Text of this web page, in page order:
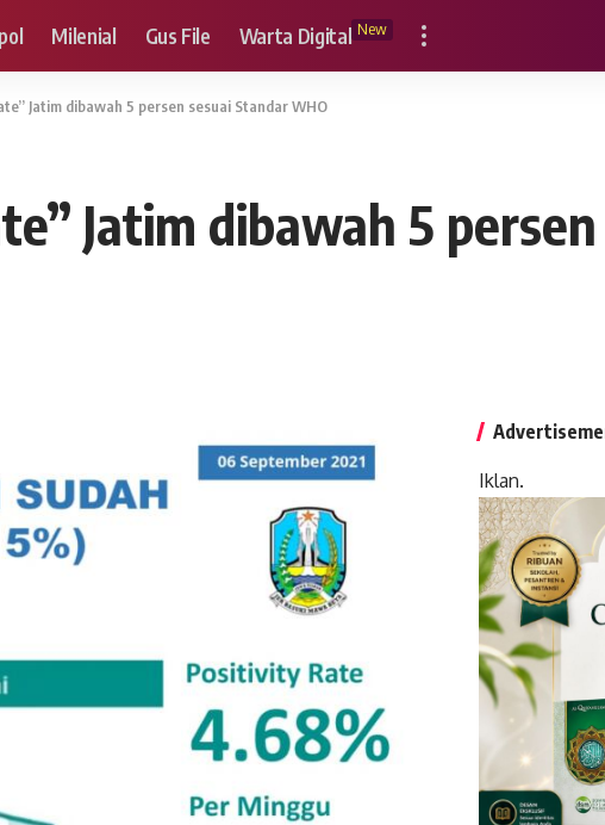
Milenial Gus File Warta Digital New
Jatim dibawah 5 persen sesuai Standar WHO
Jatim dibawah 5
Iklan.